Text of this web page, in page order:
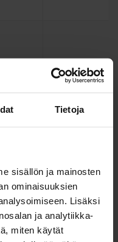
Tietoja
sisällön ja mainosten
ominaisuuksien
Lisäksi
ja analytiikka-
miten käytät